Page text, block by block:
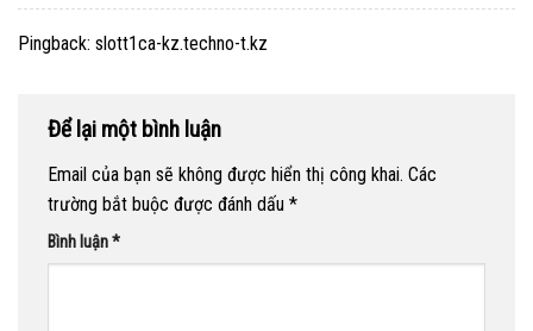
Pingback: slott1ca-kz.techno-t.kz
Để lại một bình luận
Email của bạn sẽ không được hiển thị công khai. Các
trường bắt buộc được đánh dấu *
Bình luận*